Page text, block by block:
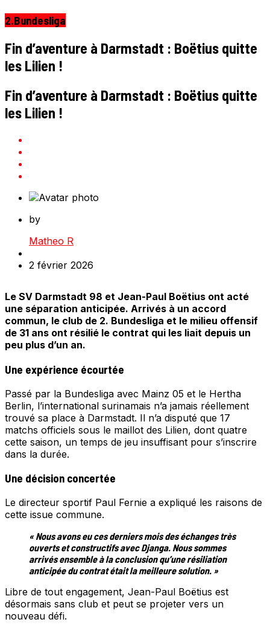
2.Bundesliga
Fin d’aventure à Darmstadt : Boëtius quitte
les Lilien !
Fin d’aventure à Darmstadt : Boëtius quitte
les Lilien !
by
Matheo R
2 février 2026
Le SV Darmstadt 98 et Jean-Paul Boëtius ont acté
une séparation anticipée. Arrivés à un accord
commun, le club de 2. Bundesliga et le milieu offensif
de 31 ans ont résilié le contrat qui les liait depuis un
peu plus d’un an.
Une expérience écourtée
Passé par la Bundesliga avec Mainz 05 et le Hertha
Berlin, l’international surinamais n’a jamais réellement
trouvé sa place à Darmstadt. Il n’a disputé que 17
matchs officiels sous le maillot des Lilien, dont quatre
cette saison, un temps de jeu insuffisant pour s’inscrire
dans la durée.
Une décision concertée
Le directeur sportif Paul Fernie a expliqué les raisons de
cette issue commune.
« Nous avons eu ces derniers mois des échanges très
ouverts et constructifs avec Djanga. Nous sommes
arrivés ensemble à la conclusion qu’une résiliation
anticipée du contrat était la meilleure solution. »
Libre de tout engagement, Jean-Paul Boëtius est
désormais sans club et peut se projeter vers un
nouveau défi.